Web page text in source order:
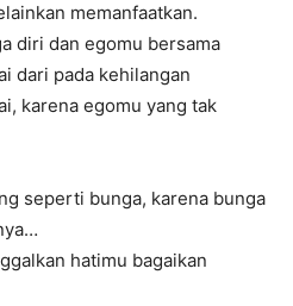
memanfaatkan.
diri dan egomu bersama
dari pada kehilangan
karena egomu yang tak
seperti bunga, karena bunga
hatimu bagaikan